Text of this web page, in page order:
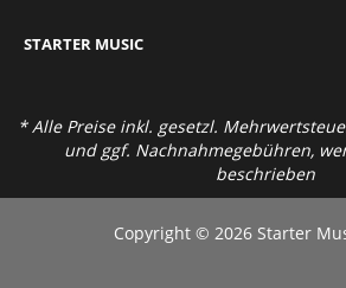
STARTER MUSIC
* Alle Preise inkl. gesetzl.
und ggf. Nachnahmegebühren,
beschrieben
Copyright © 2026 Starter